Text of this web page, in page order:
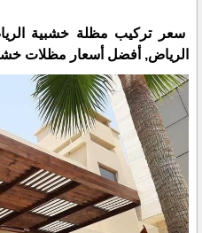
سعر تركيب مظلة خشبية
الرياض, أفضل أسعار مظلات